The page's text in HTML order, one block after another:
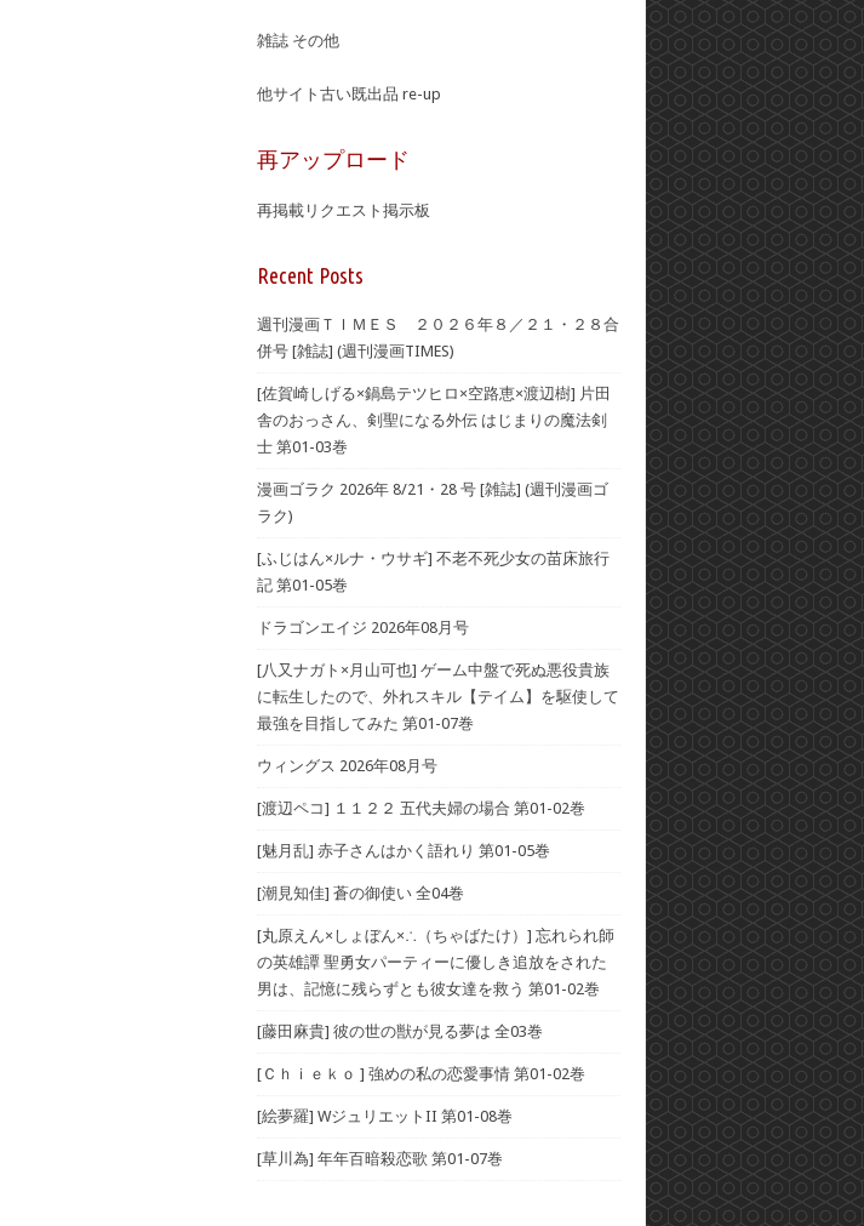
雑誌 その他
他サイト古い既出品 re-up
再アップロード
再掲載リクエスト掲示板
Recent Posts
週刊漫画ＴＩＭＥＳ ２０２６年８／２１・２８合
併号 [雑誌] (週刊漫画TIMES)
[佐賀崎しげる×鍋島テツヒロ×空路恵×渡辺樹] 片田
舎のおっさん、剣聖になる外伝 はじまりの魔法剣
士 第01-03巻
漫画ゴラク 2026年 8/21・28 号 [雑誌] (週刊漫画ゴ
ラク)
[ふじはん×ルナ・ウサギ] 不老不死少女の苗床旅行
記 第01-05巻
ドラゴンエイジ 2026年08月号
[八又ナガト×月山可也] ゲーム中盤で死ぬ悪役貴族
に転生したので、外れスキル【テイム】を駆使して
最強を目指してみた 第01-07巻
ウィングス 2026年08月号
[渡辺ペコ] １１２２ 五代夫婦の場合 第01-02巻
[魅月乱] 赤子さんはかく語れり 第01-05巻
[潮見知佳] 蒼の御使い 全04巻
[丸原えん×しょぼん×∴（ちゃばたけ）] 忘れられ師
の英雄譚 聖勇女パーティーに優しき追放をされた
男は、記憶に残らずとも彼女達を救う 第01-02巻
[藤田麻貴] 彼の世の獣が見る夢は 全03巻
[Ｃｈｉｅｋｏ ] 強めの私の恋愛事情 第01-02巻
[絵夢羅] WジュリエットII 第01-08巻
[草川為] 年年百暗殺恋歌 第01-07巻